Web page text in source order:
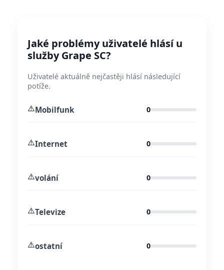
Jaké problémy uživatelé hlásí u
služby Grape SC?
Uživatelé aktuálně nejčastěji hlásí následující
potíže.
⚠️Mobilfunk 0
⚠️Internet 0
⚠️volání 0
⚠️Televize 0
⚠️ostatní 0